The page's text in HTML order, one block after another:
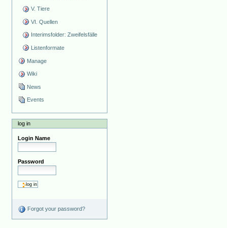
V. Tiere
VI. Quellen
Interimsfolder: Zweifelsfälle
Listenformate
Manage
Wiki
News
Events
log in
Login Name
Password
Forgot your password?